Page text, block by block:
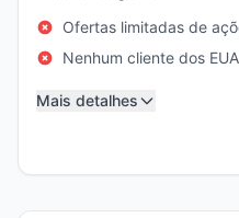
Ofertas limitadas de
Nenhum cliente dos
Mais detalhes